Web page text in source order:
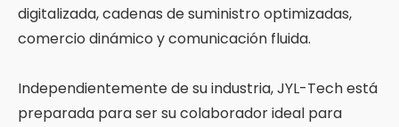
digitalizada, cadenas de suministro optimizadas,
comercio dinámico y comunicación fluida.
Independientemente de su industria, JYL-Tech está
preparada para ser su colaborador ideal para